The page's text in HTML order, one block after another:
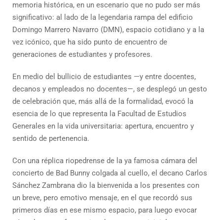
memoria histórica, en un escenario que no pudo ser más
significativo: al lado de la legendaria rampa del edificio
Domingo Marrero Navarro (DMN), espacio cotidiano y a la
vez icónico, que ha sido punto de encuentro de
generaciones de estudiantes y profesores.
En medio del bullicio de estudiantes —y entre docentes,
decanos y empleados no docentes—, se desplegó un gesto
de celebración que, más allá de la formalidad, evocó la
esencia de lo que representa la Facultad de Estudios
Generales en la vida universitaria: apertura, encuentro y
sentido de pertenencia.
Con una réplica riopedrense de la ya famosa cámara del
concierto de Bad Bunny colgada al cuello, el decano Carlos
Sánchez Zambrana dio la bienvenida a los presentes con
un breve, pero emotivo mensaje, en el que recordó sus
primeros días en ese mismo espacio, para luego evocar